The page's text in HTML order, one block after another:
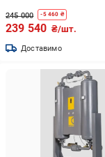
245 000 -5 460 ₴
239 540 ₴/шт.
Доставимо